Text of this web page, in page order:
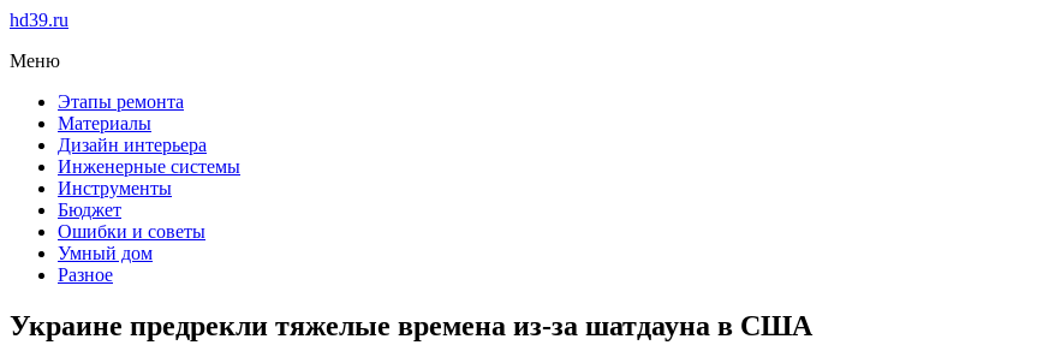
hd39.ru
Меню
Этапы ремонта
Материалы
Дизайн интерьера
Инженерные системы
Инструменты
Бюджет
Ошибки и советы
Умный дом
Разное
Украине предрекли тяжелые времена из-за шатдауна в США